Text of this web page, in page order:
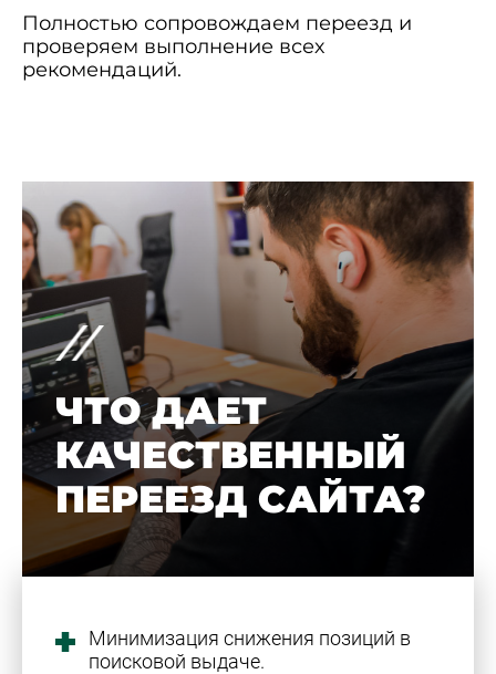
Полностью сопровождаем переезд и
проверяем выполнение всех
рекомендаций.
ЧТО ДАЕТ
КАЧЕСТВЕННЫЙ
ПЕРЕЕЗД САЙТА?
Минимизация снижения позиций в
поисковой выдаче.